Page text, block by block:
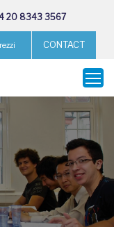
20 8343 3567
CONTACT